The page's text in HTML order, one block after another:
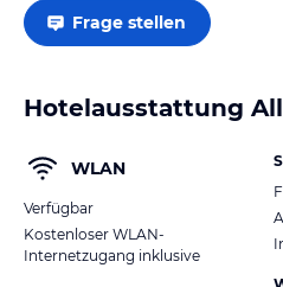
Frage stellen
Hotelausstattung
WLAN
Verfügbar
Kostenloser WLAN-
Internetzugang inklusive